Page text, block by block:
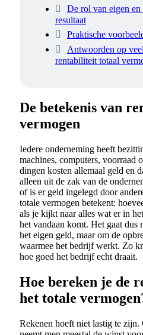
De rol van eigen
resultaat
Praktische
Antwoorden op
rentabiliteit totaal
De betekenis van
vermogen
Iedere onderneming heeft
machines, computers, voorraad
dingen kosten allemaal geld en
alleen uit de zak van de
of is er geld ingelegd door
totale vermogen betekent:
als je kijkt naar alles wat er in
het vandaan komt. Het gaat dus
het eigen geld, maar om de
waarmee het bedrijf werkt. Zo
hoe goed het bedrijf echt draait.
Hoe bereken je de
het totale
Rekenen hoeft niet lastig te